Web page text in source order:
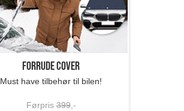
Forrude cover
Must have tilbehør til bilen!
Førpris399,-